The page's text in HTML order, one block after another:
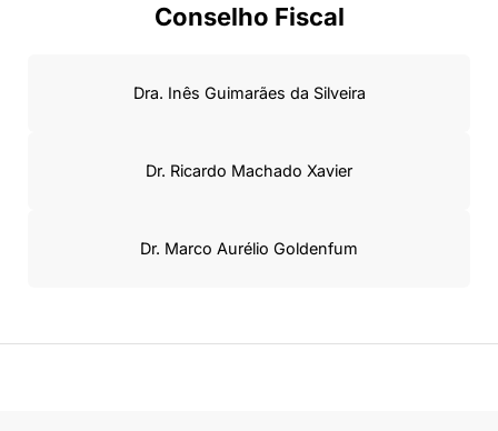
Conselho Fiscal
Dra. Inês Guimarães da Silveira
Dr. Ricardo Machado Xavier
Dr. Marco Aurélio Goldenfum